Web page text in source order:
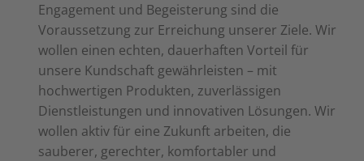
Engagement und Begeisterung sind die
Voraussetzung zur Erreichung unserer Ziele. Wir
wollen einen echten, dauerhaften Vorteil für
unsere Kundschaft gewährleisten – mit
hochwertigen Produkten, zuverlässigen
Dienstleistungen und innovativen Lösungen. Wir
wollen aktiv für eine Zukunft arbeiten, die
sauberer, gerechter, komfortabler und